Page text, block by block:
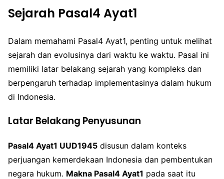
Sejarah Pasal4 Ayat1
Dalam memahami Pasal4 Ayat1, penting untuk melihat
sejarah dan evolusinya dari waktu ke waktu. Pasal ini
memiliki latar belakang sejarah yang kompleks dan
berpengaruh terhadap implementasinya dalam hukum
di Indonesia.
Latar Belakang Penyusunan
Pasal4 Ayat1 UUD1945 disusun dalam konteks
perjuangan kemerdekaan Indonesia dan pembentukan
negara hukum. Makna Pasal4 Ayat1 pada saat itu